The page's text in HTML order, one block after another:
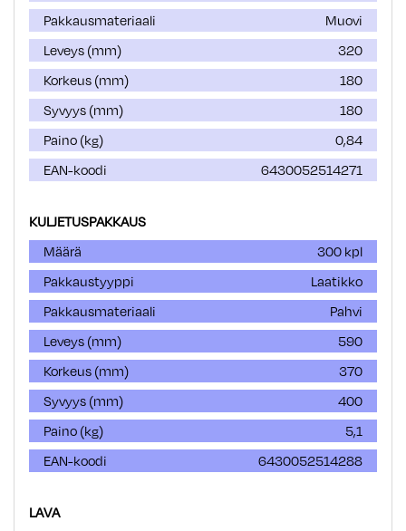
Pakkausmateriaali
Muovi
Leveys (mm)
320
Korkeus (mm)
180
Syvyys (mm)
180
Paino (kg)
0,84
EAN-koodi
6430052514271
KULJETUSPAKKAUS
Määrä
300 kpl
Pakkaustyyppi
Laatikko
Pakkausmateriaali
Pahvi
Leveys (mm)
590
Korkeus (mm)
370
Syvyys (mm)
400
Paino (kg)
5,1
EAN-koodi
6430052514288
LAVA